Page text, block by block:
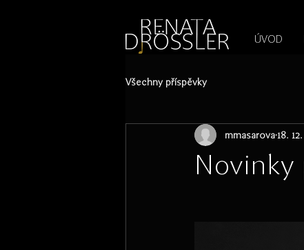
ÚVOD
Všechny příspěvky
mmasarova 18.